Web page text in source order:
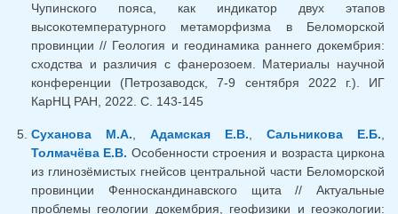
Чупинского пояса, как индикатор двух этапов
высокотемпературного метаморфизма в Беломорской
провинции // Геология и геодинамика раннего докембрия:
сходства и различия с фанерозоем. Материалы научной
конференции (Петрозаводск, 7-9 сентября 2022 г.). ИГ
КарНЦ РАН, 2022. С. 143-145
Суханова М.А., Адамская Е.В., Сальникова Е.Б.,
Толмачёва Е.В. Особенности строения и возраста циркона
из глинозёмистых гнейсов центральной части Беломорской
провинции Фенноскандинавского щита // Актуальные
проблемы геологии докембрия, геофизики и геоэкологии: